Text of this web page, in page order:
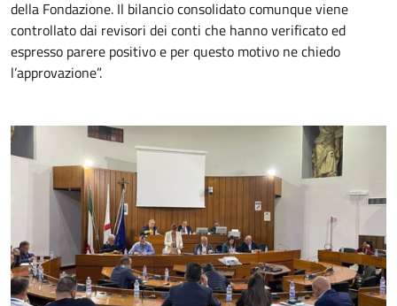
della Fondazione. Il bilancio consolidato comunque viene
controllato dai revisori dei conti che hanno verificato ed
espresso parere positivo e per questo motivo ne chiedo
l’approvazione”.